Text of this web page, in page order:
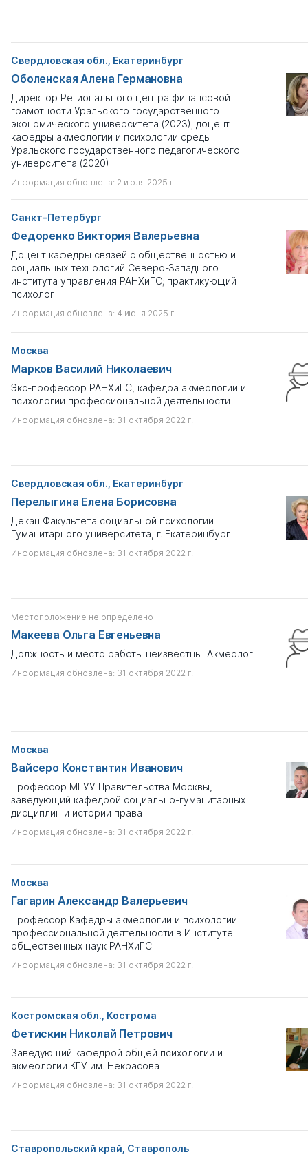
Свердловская обл., Екатеринбург
Оболенская Алена Германовна
Директор Регионального центра финансовой
грамотности Уральского государственного
экономического университета (2023); доцент
кафедры акмеологии и психологии среды
Уральского государственного педагогического
университета (2020)
Информация обновлена: 2 июля 2025 г.
Санкт-Петербург
Федоренко Виктория Валерьевна
Доцент кафедры связей с общественностью и
социальных технологий Северо-Западного
института управления РАНХиГС; практикующий
психолог
Информация обновлена: 4 июня 2025 г.
Москва
Марков Василий Николаевич
Экс-профессор РАНХиГС, кафедра акмеологии и
психологии профессиональной деятельности
Информация обновлена: 31 октября 2022 г.
Свердловская обл., Екатеринбург
Перелыгина Елена Борисовна
Декан Факультета социальной психологии
Гуманитарного университета, г. Екатеринбург
Информация обновлена: 31 октября 2022 г.
Местоположение не определено
Макеева Ольга Евгеньевна
Должность и место работы неизвестны. Акмеолог
Информация обновлена: 31 октября 2022 г.
Москва
Вайсеро Константин Иванович
Профессор МГУУ Правительства Москвы,
заведующий кафедрой социально-гуманитарных
дисциплин и истории права
Информация обновлена: 31 октября 2022 г.
Москва
Гагарин Александр Валерьевич
Профессор Кафедры акмеологии и психологии
профессиональной деятельности в Институте
общественных наук РАНХиГС
Информация обновлена: 31 октября 2022 г.
Костромская обл., Кострома
Фетискин Николай Петрович
Заведующий кафедрой общей психологии и
акмеологии КГУ им. Некрасова
Информация обновлена: 31 октября 2022 г.
Ставропольский край, Ставрополь
Лишен степени
Не важно
Наличие собственных диссертаций ?
Не важно
Не важно
Автор некорректных публикаций
Выберите
Имеются лжекниги ?
Только с профайлом
Показать результаты